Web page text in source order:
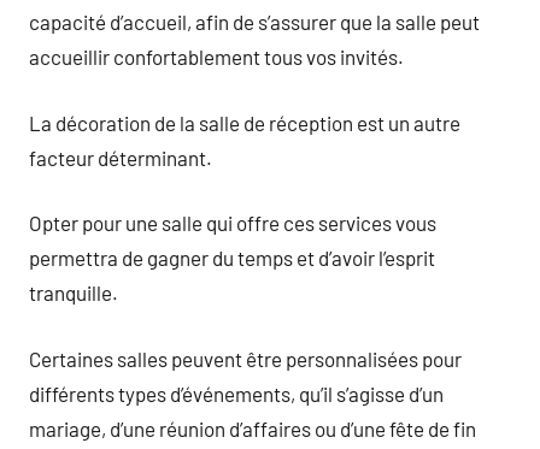
capacité d’accueil, afin de s’assurer que la salle peut
accueillir confortablement tous vos invités.
La décoration de la salle de réception est un autre
facteur déterminant.
Opter pour une salle qui offre ces services vous
permettra de gagner du temps et d’avoir l’esprit
tranquille.
Certaines salles peuvent être personnalisées pour
différents types d’événements, qu’il s’agisse d’un
mariage, d’une réunion d’affaires ou d’une fête de fin